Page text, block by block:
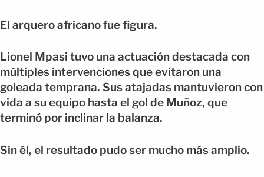
El arquero africano fue figura.
Lionel Mpasi tuvo una actuación destacada con
múltiples intervenciones que evitaron una
goleada temprana. Sus atajadas mantuvieron con
vida a su equipo hasta el gol de Muñoz, que
terminó por inclinar la balanza.
Sin él, el resultado pudo ser mucho más amplio.